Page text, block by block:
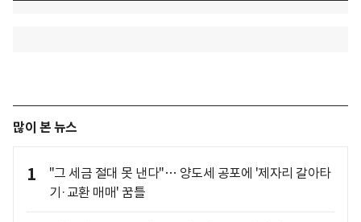
많이 본 뉴스
1
"그 세금 절대 못 낸다"… 양도세 공포에 '제자리 갈아타
기·교환 매매' 꿈틀